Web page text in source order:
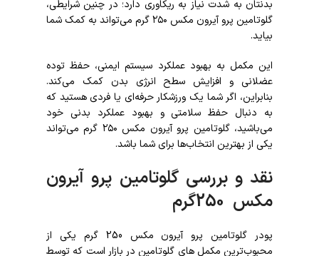
بدنتان به شدت نیاز به ریکاوری دارد؛ در چنین شرایطی،
گلوتامین پرو آیرون مکس ۲۵۰ گرم می‌تواند به کمک شما
بیاید.
این مکمل به بهبود عملکرد سیستم ایمنی، حفظ توده
عضلانی و افزایش سطح انرژی بدن کمک می‌کند.
بنابراین، اگر شما یک ورزشکار حرفه‌ای یا فردی هستید که
به دنبال حفظ سلامتی و بهبود عملکرد بدنی خود
می‌باشید، گلوتامین پرو آیرون مکس ۲۵۰ گرم می‌تواند
یکی از بهترین انتخاب‌ها برای شما باشد.
نقد و بررسی گلوتامین پرو آیرون
مکس 250گرم
پودر گلوتامین پرو آیرون مکس 250 گرم یکی از
محبوب‌ترین مکمل‌ های گلوتامین در بازار است که توسط